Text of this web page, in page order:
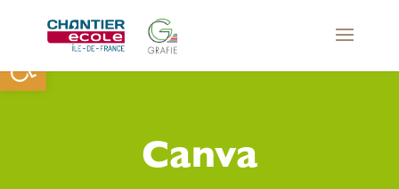
Ouvrir la barre d’outils
Canva